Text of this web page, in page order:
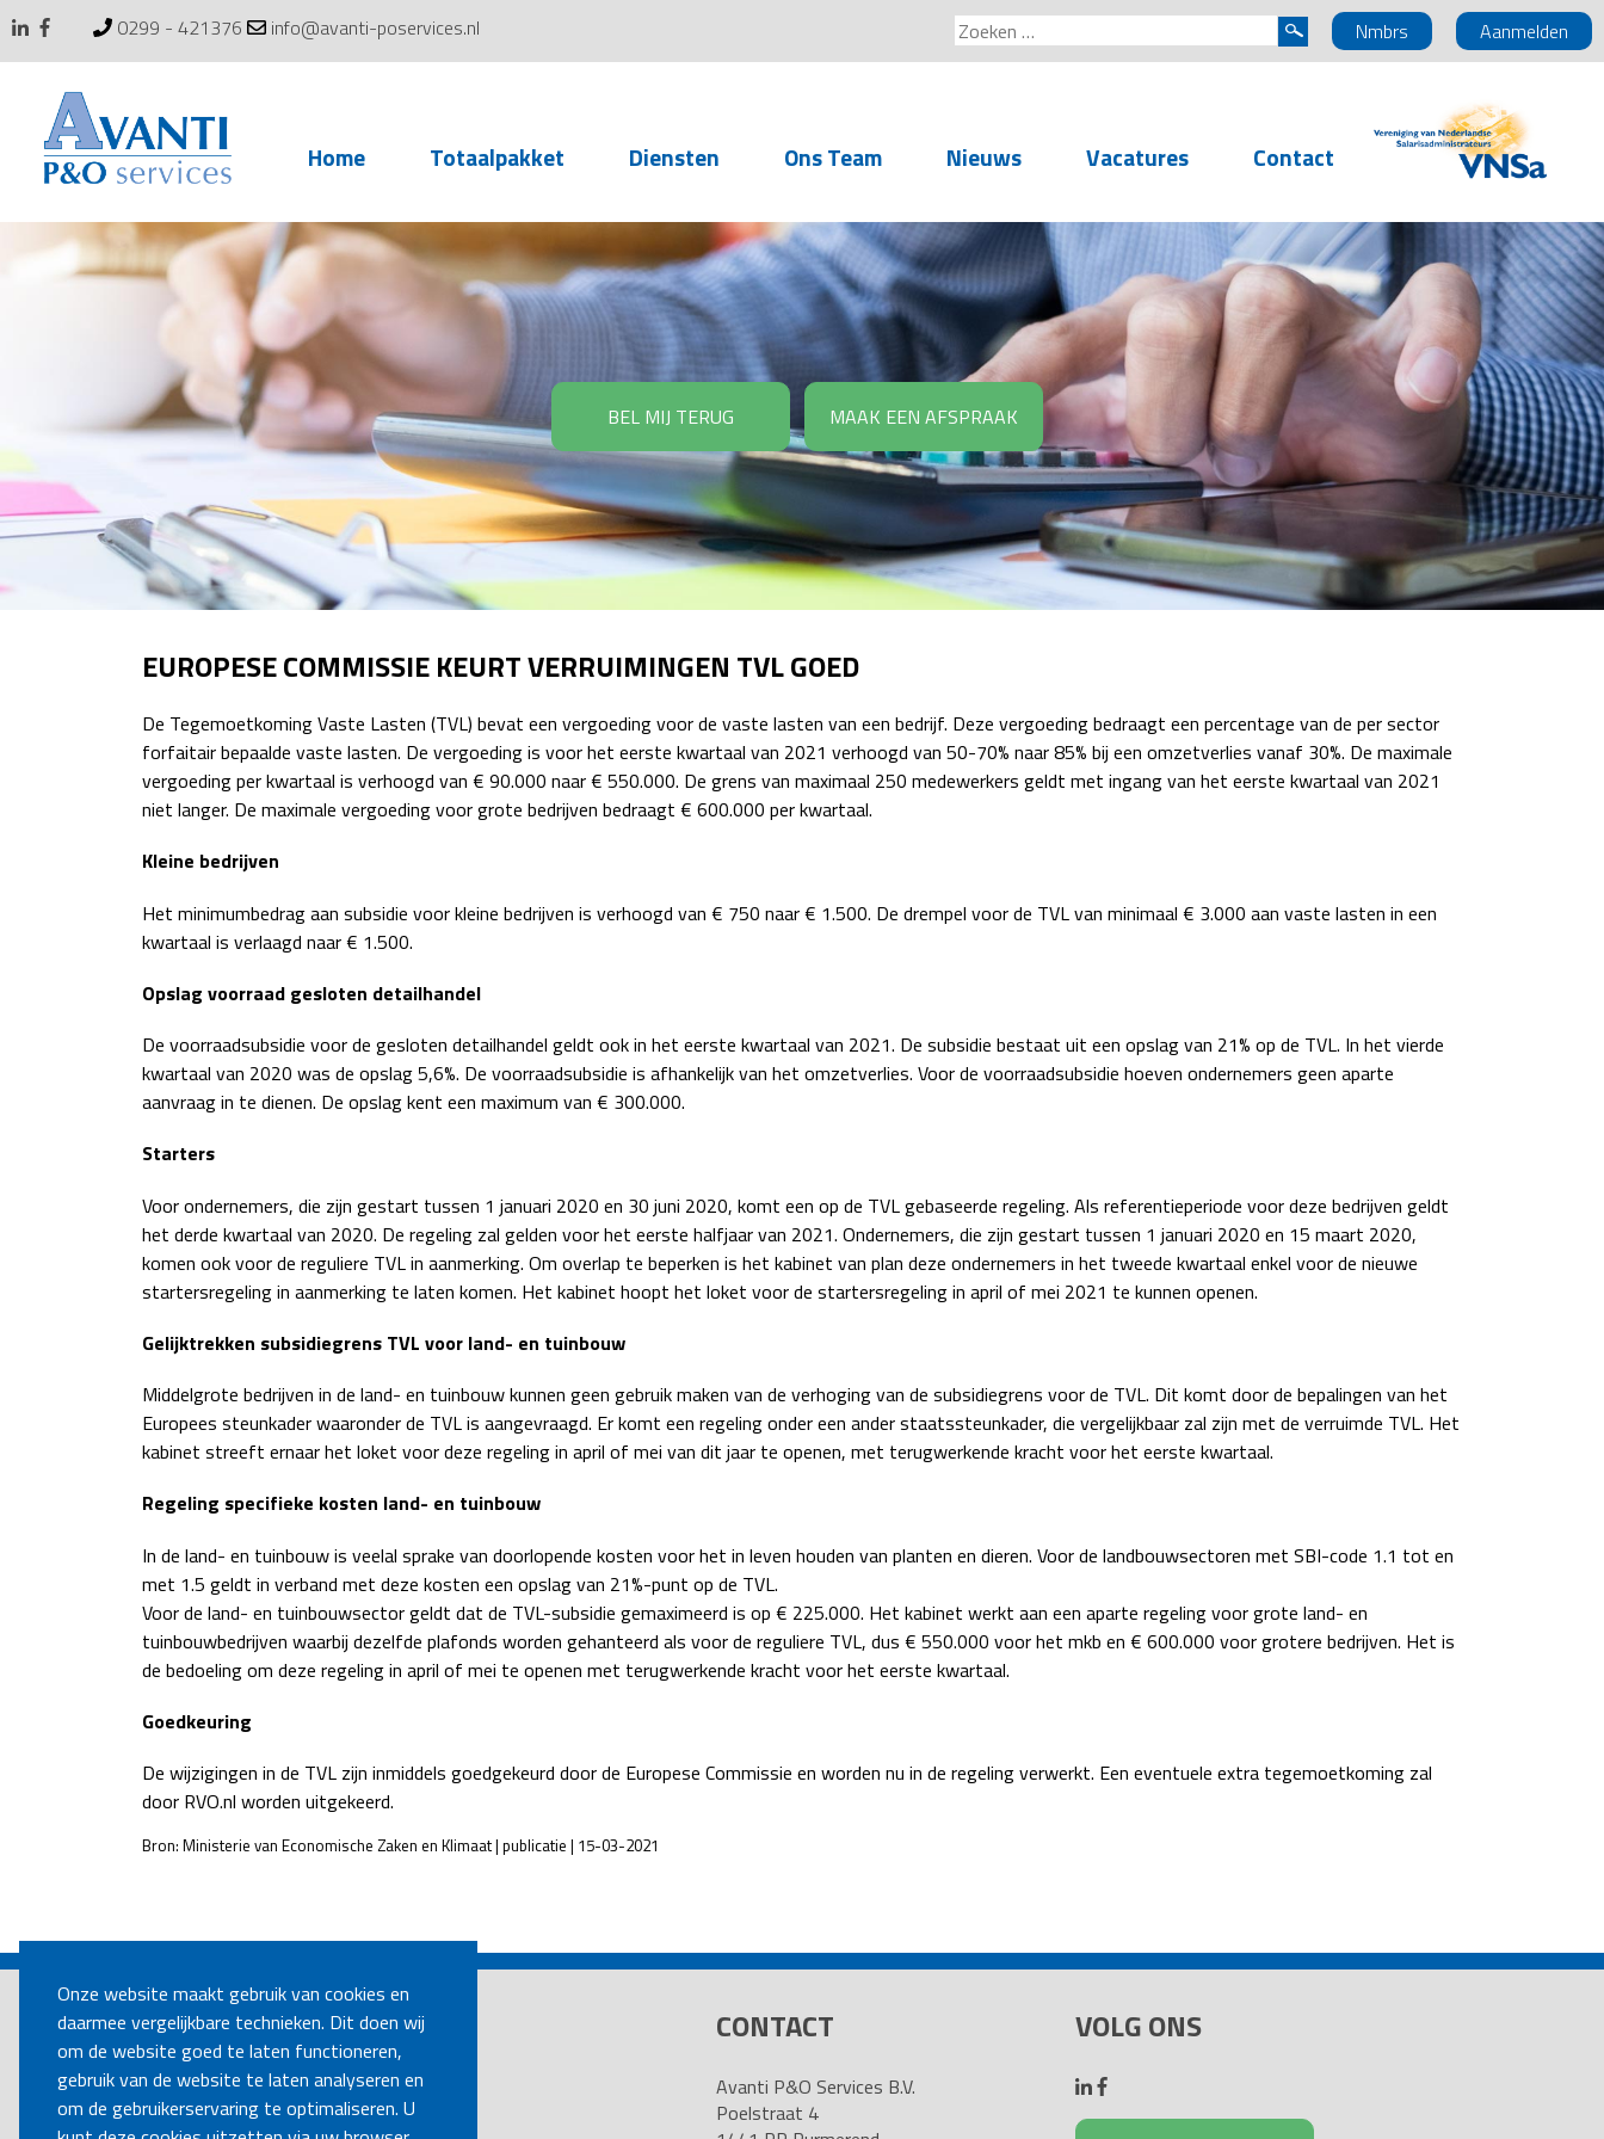
Onze website maakt gebruik van cookies en
daarmee vergelijkbare technieken. Dit doen wij
om de website goed te laten functioneren,
gebruik van de website te laten analyseren en
om de gebruikerservaring te optimaliseren. U
0299 - 421376 info@avanti-poservices.nl Aanmelden
Nmbrs
Zoeken
naar:
Home Totaalpakket Diensten
Service voor
accountants- en
administratiekantoren
Arbeidsrechtelijke
Advisering
Salarisadministratie
Personeelsadministratie
Detachering
Ons Team Nieuws Vacatures Contact
BEL MIJ TERUG MAAK EEN AFSPRAAK
EUROPESE COMMISSIE KEURT VERRUIMINGEN TVL GOED
De Tegemoetkoming Vaste Lasten (TVL) bevat een vergoeding voor de vaste lasten van een bedrijf. Deze vergoeding bedraagt een percentage van de per sector
forfaitair bepaalde vaste lasten. De vergoeding is voor het eerste kwartaal van 2021 verhoogd van 50-70% naar 85% bij een omzetverlies vanaf 30%. De maximale
vergoeding per kwartaal is verhoogd van € 90.000 naar € 550.000. De grens van maximaal 250 medewerkers geldt met ingang van het eerste kwartaal van 2021
niet langer. De maximale vergoeding voor grote bedrijven bedraagt € 600.000 per kwartaal.
Kleine bedrijven
Het minimumbedrag aan subsidie voor kleine bedrijven is verhoogd van € 750 naar € 1.500. De drempel voor de TVL van minimaal € 3.000 aan vaste lasten in een
kwartaal is verlaagd naar € 1.500.
Opslag voorraad gesloten detailhandel
De voorraadsubsidie voor de gesloten detailhandel geldt ook in het eerste kwartaal van 2021. De subsidie bestaat uit een opslag van 21% op de TVL. In het vierde
kwartaal van 2020 was de opslag 5,6%. De voorraadsubsidie is afhankelijk van het omzetverlies. Voor de voorraadsubsidie hoeven ondernemers geen aparte
aanvraag in te dienen. De opslag kent een maximum van € 300.000.
Starters
Voor ondernemers, die zijn gestart tussen 1 januari 2020 en 30 juni 2020, komt een op de TVL gebaseerde regeling. Als referentieperiode voor deze bedrijven geldt
het derde kwartaal van 2020. De regeling zal gelden voor het eerste halfjaar van 2021. Ondernemers, die zijn gestart tussen 1 januari 2020 en 15 maart 2020,
komen ook voor de reguliere TVL in aanmerking. Om overlap te beperken is het kabinet van plan deze ondernemers in het tweede kwartaal enkel voor de nieuwe
startersregeling in aanmerking te laten komen. Het kabinet hoopt het loket voor de startersregeling in april of mei 2021 te kunnen openen.
Gelijktrekken subsidiegrens TVL voor land- en tuinbouw
Middelgrote bedrijven in de land- en tuinbouw kunnen geen gebruik maken van de verhoging van de subsidiegrens voor de TVL. Dit komt door de bepalingen van het
Europees steunkader waaronder de TVL is aangevraagd. Er komt een regeling onder een ander staatssteunkader, die vergelijkbaar zal zijn met de verruimde TVL. Het
kabinet streeft ernaar het loket voor deze regeling in april of mei van dit jaar te openen, met terugwerkende kracht voor het eerste kwartaal.
Regeling specifieke kosten land- en tuinbouw
In de land- en tuinbouw is veelal sprake van doorlopende kosten voor het in leven houden van planten en dieren. Voor de landbouwsectoren met SBI-code 1.1 tot en
met 1.5 geldt in verband met deze kosten een opslag van 21%-punt op de TVL.
Voor de land- en tuinbouwsector geldt dat de TVL-subsidie gemaximeerd is op € 225.000. Het kabinet werkt aan een aparte regeling voor grote land- en
tuinbouwbedrijven waarbij dezelfde plafonds worden gehanteerd als voor de reguliere TVL, dus € 550.000 voor het mkb en € 600.000 voor grotere bedrijven. Het is
de bedoeling om deze regeling in april of mei te openen met terugwerkende kracht voor het eerste kwartaal.
Goedkeuring
De wijzigingen in de TVL zijn inmiddels goedgekeurd door de Europese Commissie en worden nu in de regeling verwerkt. Een eventuele extra tegemoetkoming zal
door RVO.nl worden uitgekeerd.
Bron: Ministerie van Economische Zaken en Klimaat | publicatie | 15-03-2021
NAVIGATION
CONTACT
Avanti P&O Services B.V.
Poelstraat 4
VOLG ONS